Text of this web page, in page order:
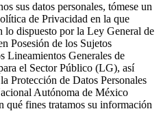
sus datos personales, tómese un
de Privacidad en la que
dispuesto por la Ley General de
Posesión de los Sujetos
Lineamientos Generales de
el Sector Público (LG), así
Protección de Datos Personales
Autónoma de México
fines tratamos su información